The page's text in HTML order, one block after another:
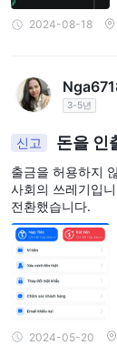
2024-08-18
3-5년
신고 돈을 인
출금을 허용하지
사회의 쓰레기입
전환했습니다.
2024-05-20